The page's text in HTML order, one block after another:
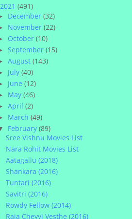
2021 (491)
December(32)
November(22)
October(10)
September(15)
August(143)
July(40)
June(12)
May(46)
April(2)
March(49)
February(89)
Sree Vishnu Movies List
Nara Rohit Movies List
Aatagallu (2018)
Shankara (2016)
Tuntari (2016)
Savitri (2016)
Rowdy Fellow (2014)
Raja Cheyyi Vesthe (2016)